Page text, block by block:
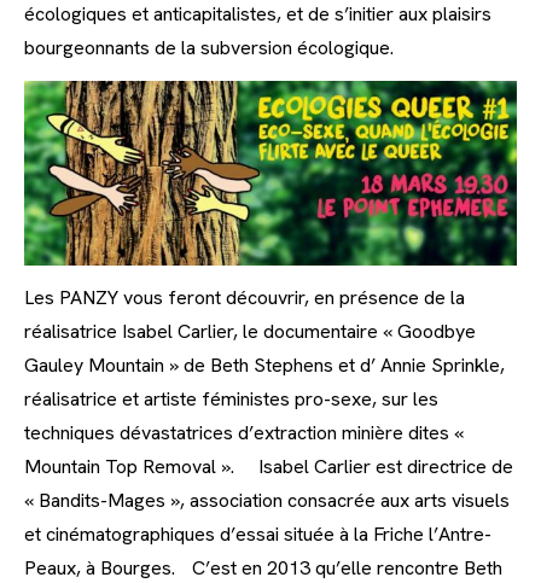
écologiques et anticapitalistes, et de s’initier aux plaisirs
bourgeonnants de la subversion écologique.
Les PANZY vous feront découvrir, en présence de la
réalisatrice Isabel Carlier, le documentaire « Goodbye
Gauley Mountain » de Beth Stephens et d’ Annie Sprinkle,
réalisatrice et artiste féministes pro-sexe, sur les
techniques dévastatrices d’extraction minière dites «
Mountain Top Removal ». Isabel Carlier est directrice de
« Bandits-Mages », association consacrée aux arts visuels
et cinématographiques d’essai située à la Friche l’Antre-
Peaux, à Bourges. C’est en 2013 qu’elle rencontre Beth